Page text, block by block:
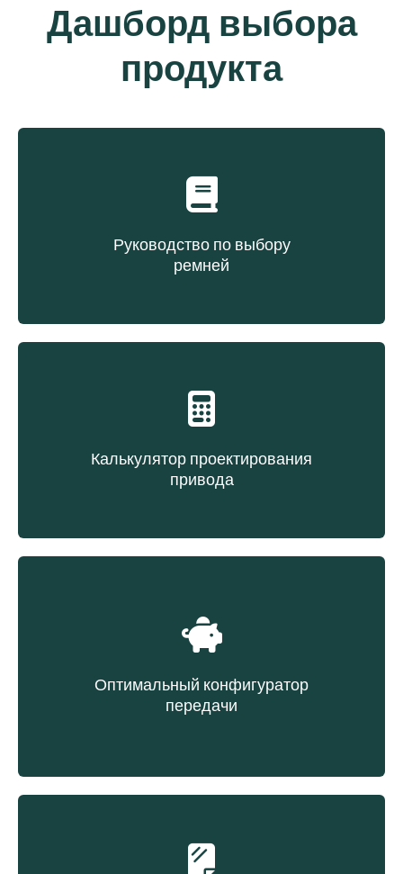
Дашборд выбора
продукта
Руководство по выбору
ремней
Калькулятор проектирования
привода
Оптимальный конфигуратор
передачи
расходов